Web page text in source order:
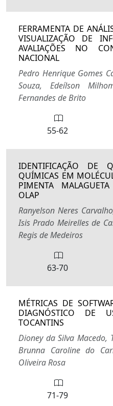
FERRAMENTA DE
VISUALIZAÇÃO DE
AVALIAÇÕES NO
NACIONAL
Pedro Henrique Gomes
Souza, Edeílson
Fernandes de Brito
55-62
IDENTIFICAÇÃO DE
QUÍMICAS EM
PIMENTA
OLAP
Ranyelson Neres
Isis Prado Meirelles de
Regis de Medeiros
63-70
MÉTRICAS DE
DIAGNÓSTICO DE
TOCANTINS
Dioney da Silva Macedo,
Brunna Caroline do
Oliveira Rosa
71-79